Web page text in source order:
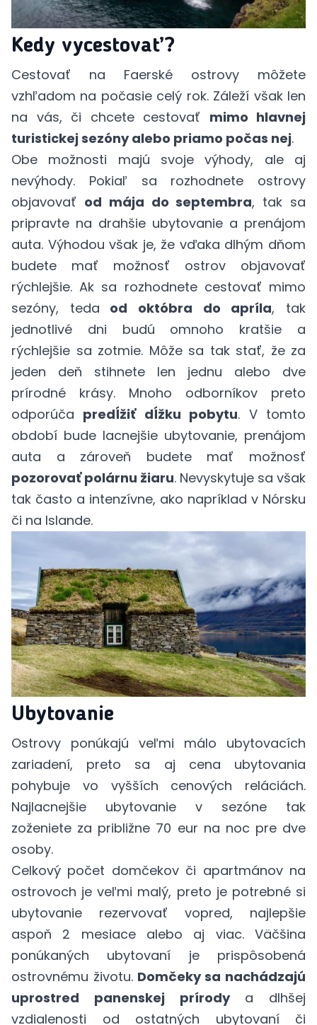
Kedy vycestovať?
Cestovať na Faerské ostrovy môžete
vzhľadom na počasie celý rok. Záleží však len
na vás, či chcete cestovať mimo hlavnej
turistickej sezóny alebo priamo počas nej.
Obe možnosti majú svoje výhody, ale aj
nevýhody. Pokiaľ sa rozhodnete ostrovy
objavovať od mája do septembra, tak sa
pripravte na drahšie ubytovanie a prenájom
auta. Výhodou však je, že vďaka dlhým dňom
budete mať možnosť ostrov objavovať
rýchlejšie. Ak sa rozhodnete cestovať mimo
sezóny, teda od októbra do apríla, tak
jednotlivé dni budú omnoho kratšie a
rýchlejšie sa zotmie. Môže sa tak stať, že za
jeden deň stihnete len jednu alebo dve
prírodné krásy. Mnoho odborníkov preto
odporúča predĺžiť dĺžku pobytu. V tomto
období bude lacnejšie ubytovanie, prenájom
auta a zároveň budete mať možnosť
pozorovať polárnu žiaru. Nevyskytuje sa však
tak často a intenzívne, ako napríklad v Nórsku
či na Islande.
Ubytovanie
Ostrovy ponúkajú veľmi málo ubytovacích
zariadení, preto sa aj cena ubytovania
pohybuje vo vyšších cenových reláciách.
Najlacnejšie ubytovanie v sezóne tak
zoženiete za približne 70 eur na noc pre dve
osoby.
Celkový počet domčekov či apartmánov na
ostrovoch je veľmi malý, preto je potrebné si
ubytovanie rezervovať vopred, najlepšie
aspoň 2 mesiace alebo aj viac. Väčšina
ponúkaných ubytovaní je prispôsobená
ostrovnému životu.Domčeky sa nachádzajú
uprostred panenskej prírodya dlhšej
vzdialenosti od ostatných ubytovaní či